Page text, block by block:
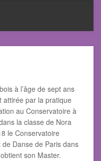
à l’âge de sept ans
attirée par la pratique
au Conservatoire à
la classe de Nora
le Conservatoire
Danse de Paris dans
son Master.